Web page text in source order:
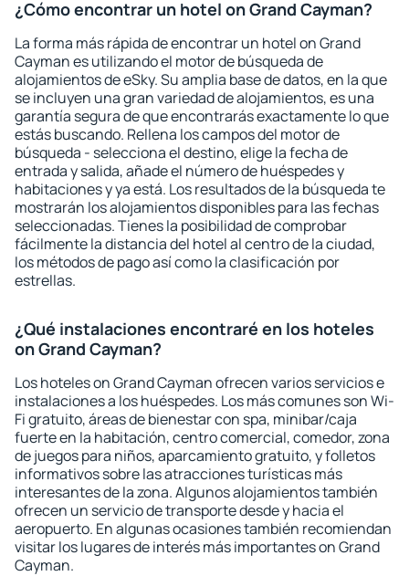
¿Cómo encontrar un hotel on Grand Cayman?
La forma más rápida de encontrar un hotel on Grand
Cayman es utilizando el motor de búsqueda de
alojamientos de eSky. Su amplia base de datos, en la que
se incluyen una gran variedad de alojamientos, es una
garantía segura de que encontrarás exactamente lo que
estás buscando. Rellena los campos del motor de
búsqueda - selecciona el destino, elige la fecha de
entrada y salida, añade el número de huéspedes y
habitaciones y ya está. Los resultados de la búsqueda te
mostrarán los alojamientos disponibles para las fechas
seleccionadas. Tienes la posibilidad de comprobar
fácilmente la distancia del hotel al centro de la ciudad,
los métodos de pago así como la clasificación por
estrellas.
¿Qué instalaciones encontraré en los hoteles
on Grand Cayman?
Los hoteles on Grand Cayman ofrecen varios servicios e
instalaciones a los huéspedes. Los más comunes son Wi-
Fi gratuito, áreas de bienestar con spa, minibar/caja
fuerte en la habitación, centro comercial, comedor, zona
de juegos para niños, aparcamiento gratuito, y folletos
informativos sobre las atracciones turísticas más
interesantes de la zona. Algunos alojamientos también
ofrecen un servicio de transporte desde y hacia el
aeropuerto. En algunas ocasiones también recomiendan
visitar los lugares de interés más importantes on Grand
Cayman.